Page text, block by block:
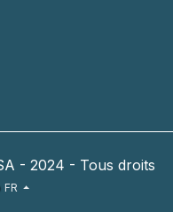
- 2024 - Tous droits
FR